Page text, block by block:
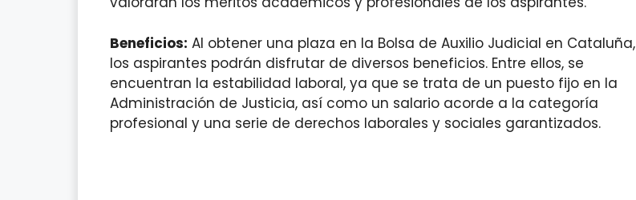
Beneficios: Al obtener una plaza en la Bolsa de Auxilio Judicial en Cataluña,
los aspirantes podrán disfrutar de diversos beneficios. Entre ellos, se
encuentran la estabilidad laboral, ya que se trata de un puesto fijo en la
Administración de Justicia, así como un salario acorde a la categoría
profesional y una serie de derechos laborales y sociales garantizados.